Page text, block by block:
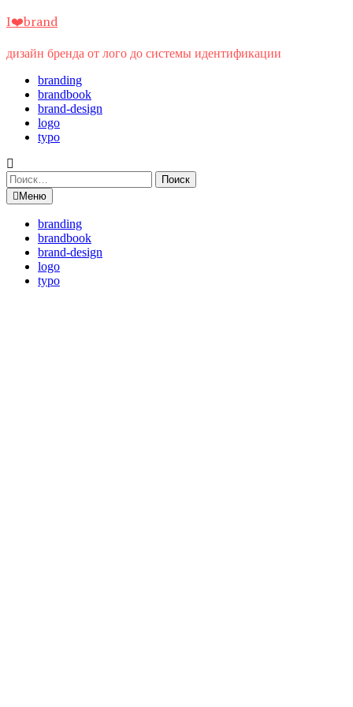
Перейти
содержимому
I❤️brand
дизайн бренда от лого до системы идентификации
branding
brandbook
brand-design
logo
typo
Найти:
Меню
branding
brandbook
brand-design
logo
typo